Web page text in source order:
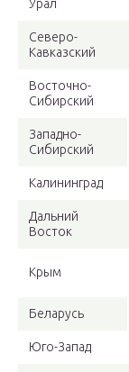
Урал
Северо-
Кавказский
Восточно-
Сибирский
Западно-
Сибирский
Калининград
Дальний
Восток
Крым
Беларусь
Юго-Запад